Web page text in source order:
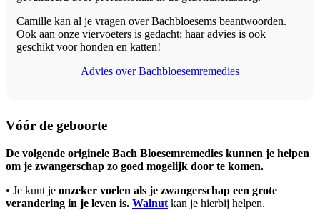
Camille kan al je vragen over Bachbloesems beantwoorden.
Ook aan onze viervoeters is gedacht; haar advies is ook
geschikt voor honden en katten!
Advies over Bachbloesemremedies
Vóór de geboorte
De volgende originele Bach Bloesemremedies kunnen je helpen
om je zwangerschap zo goed mogelijk door te komen.
• Je kunt je onzeker voelen als je zwangerschap een grote
verandering in je leven is. Walnut kan je hierbij helpen.